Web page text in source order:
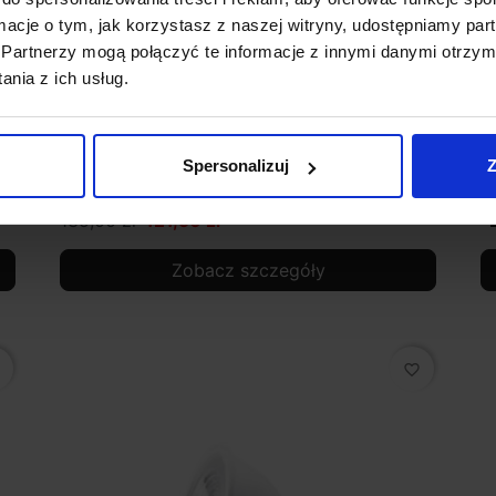
o tym, jak korzystasz z naszej witryny, udostępniamy
mogą połączyć te informacje z innymi danymi
z ich usług.
Spersonalizuj
MAXlight Basic Square biała, czarna
135,00 zł 121,50 zł
Zobacz szczegóły
favorite_border